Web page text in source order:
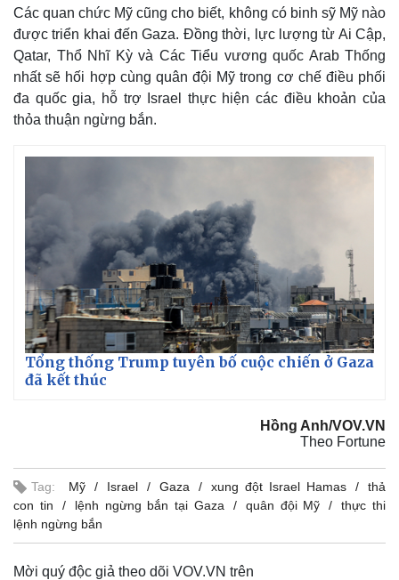
Các quan chức Mỹ cũng cho biết, không có binh sỹ Mỹ nào
được triển khai đến Gaza. Đồng thời, lực lượng từ Ai Cập,
Qatar, Thổ Nhĩ Kỳ và Các Tiểu vương quốc Arab Thống
nhất sẽ hối hợp cùng quân đội Mỹ trong cơ chế điều phối
đa quốc gia, hỗ trợ Israel thực hiện các điều khoản của
thỏa thuận ngừng bắn.
Tổng thống Trump tuyên bố cuộc chiến ở Gaza
đã kết thúc
Hồng Anh/VOV.VN
Theo Fortune
Tag: Mỹ Israel Gaza xung đột Israel Hamas
thả
con tin
lệnh ngừng bắn tại Gaza quân đội Mỹ
thực thi
lệnh ngừng bắn
Mời quý độc giả theo dõi VOV.VN trên